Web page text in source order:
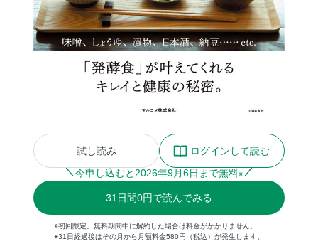
試し読み
ログインして読む
今申し込むと 2026年9月6日まで無料※
31 日間0円で読んでみる
※初回限定。無料期間中に解約した場合は料金がかかりません。
※31日経過後はその月から月額料金580円（税込）が発生します。